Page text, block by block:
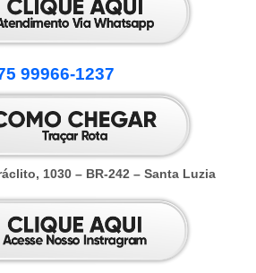
99966-1237
1030 – BR-242 – Santa Luzia